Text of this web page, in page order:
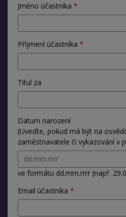
Jméno účastníka
Příjmení účastníka
Titul za
Datum narození
(Uveďte, pokud má být na
zaměstnavatele či vykazování v
ve formátu dd.mm.rrrr (např.
Email účastníka